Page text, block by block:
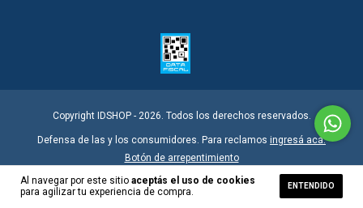
Al navegar por este sitio aceptás el uso de cookies
para agilizar tu experiencia de compra.
ENTENDIDO
Copyright IDSHOP - 2026. Todos los derechos reservados.
Defensa de las y los consumidores. Para reclamos ingresá acá.
Botón de arrepentimiento